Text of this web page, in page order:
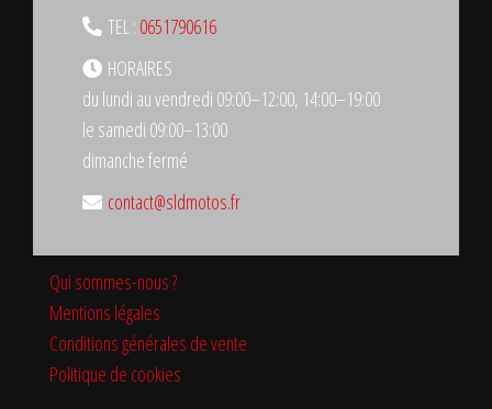
TEL : 0651790616
HORAIRES
du lundi au vendredi 09:00–12:00, 14:00–19:00
le samedi 09:00–13:00
dimanche fermé
contact@sldmotos.fr
Qui sommes-nous ?
Mentions légales
Conditions générales de vente
Politique de cookies